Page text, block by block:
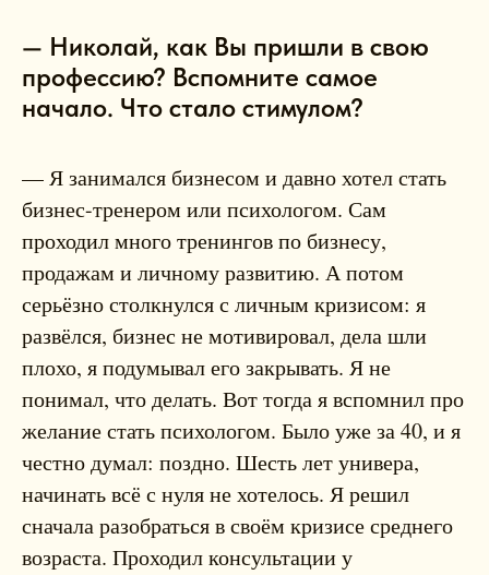
— Николай, как Вы пришли в свою
профессию? Вспомните самое
начало. Что стало стимулом?
— Я занимался бизнесом и давно хотел стать
бизнес-тренером или психологом. Сам
проходил много тренингов по бизнесу,
продажам и личному развитию. А потом
серьёзно столкнулся с личным кризисом: я
развёлся, бизнес не мотивировал, дела шли
плохо, я подумывал его закрывать. Я не
понимал, что делать. Вот тогда я вспомнил про
желание стать психологом. Было уже за 40, и я
честно думал: поздно. Шесть лет универа,
начинать всё с нуля не хотелось. Я решил
сначала разобраться в своём кризисе среднего
возраста. Проходил консультации у